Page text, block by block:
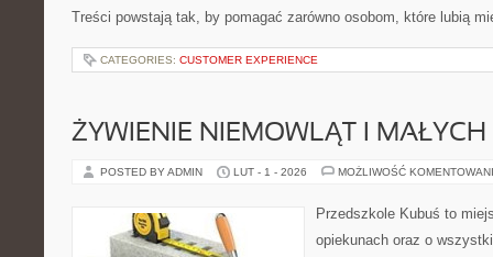
Treści powstają tak, by pomagać zarówno osobom, które lubią
CATEGORIES: CUSTOMER EXPERIENCE
ŻYWIENIE NIEMOWLĄT I MAŁYCH
POSTED BY ADMIN LUT - 1 - 2026 MOŻLIWOŚĆ
Przedszkole Kubuś to
opiekunach oraz o